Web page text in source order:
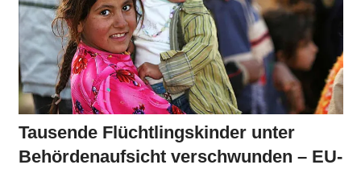
Tausende Flüchtlingskinder unter
Behördenaufsicht verschwunden – EU-